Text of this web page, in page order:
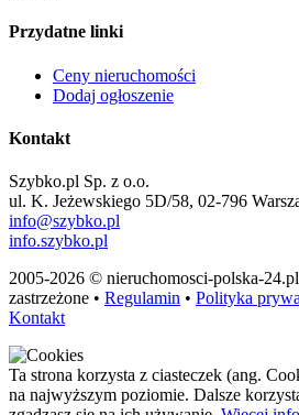
Przydatne linki
Ceny nieruchomości
Dodaj ogłoszenie
Kontakt
Szybko.pl Sp. z o.o.
ul. K. Jeżewskiego 5D/58, 02-796
info@szybko.pl
info.szybko.pl
2005-2026 © nieruchomosci-polska-
zastrzeżone • Regulamin • Polityka
Kontakt
Ta strona korzysta z ciasteczek (ang.
na najwyższym poziomie. Dalsze